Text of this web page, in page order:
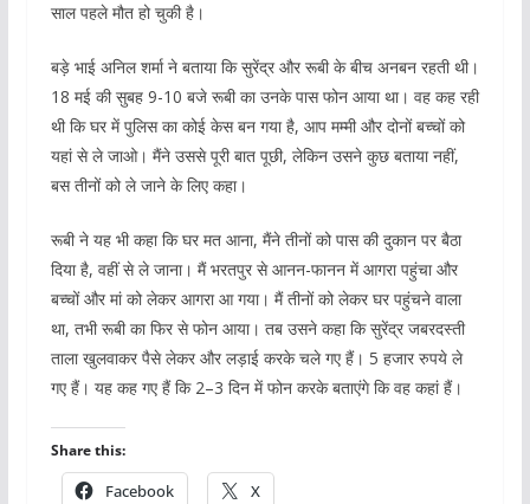
साल पहले मौत हो चुकी है।
बड़े भाई अनिल शर्मा ने बताया कि सुरेंद्र और रूबी के बीच अनबन रहती थी।
18 मई की सुबह 9-10 बजे रूबी का उनके पास फोन आया था। वह कह रही
थी कि घर में पुलिस का कोई केस बन गया है, आप मम्मी और दोनों बच्चों को
यहां से ले जाओ। मैंने उससे पूरी बात पूछी, लेकिन उसने कुछ बताया नहीं,
बस तीनों को ले जाने के लिए कहा।
रूबी ने यह भी कहा कि घर मत आना, मैंने तीनों को पास की दुकान पर बैठा
दिया है, वहीं से ले जाना। मैं भरतपुर से आनन-फानन में आगरा पहुंचा और
बच्चों और मां को लेकर आगरा आ गया। मैं तीनों को लेकर घर पहुंचने वाला
था, तभी रूबी का फिर से फोन आया। तब उसने कहा कि सुरेंद्र जबरदस्ती
ताला खुलवाकर पैसे लेकर और लड़ाई करके चले गए हैं। 5 हजार रुपये ले
गए हैं। यह कह गए हैं कि 2–3 दिन में फोन करके बताएंगे कि वह कहां हैं।
Share this:
Facebook X